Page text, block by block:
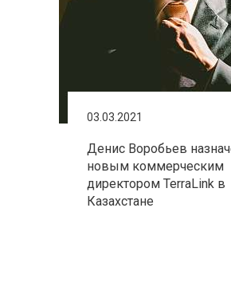
03.03.2021
Денис Воробьев
новым коммерческим
директором TerraLink в
Казахстане